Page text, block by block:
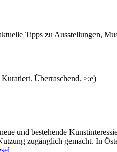
Tipps zu Ausstellungen,
Überraschend. >;e)
und bestehende
zugänglich gemacht. In